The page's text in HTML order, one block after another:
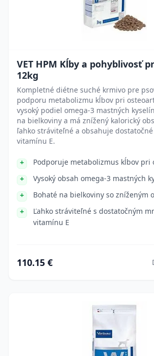
VET HPM Kĺby a pohyblivosť
12kg
Kompletné diétne suché krmivo pre
podporu metabolizmu kĺbov pri
vysoký podiel omega-3 mastných
na bielkoviny a má znížený kalorický
ľahko stráviteľné a obsahuje
vitamínu E.
Podporuje metabolizmus kĺbov pri
Vysoký obsah omega-3 mastných
Bohaté na bielkoviny so zníženým
Ľahko stráviteľné s dostatočným
vitamínu E
110.15 €